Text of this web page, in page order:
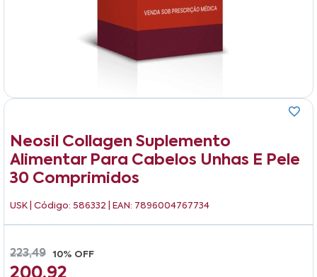
Neosil Collagen Suplemento
Alimentar Para Cabelos Unhas E Pele
30 Comprimidos
USK | Código: 586332 | EAN: 7896004767734
223,49 10% OFF
200,92